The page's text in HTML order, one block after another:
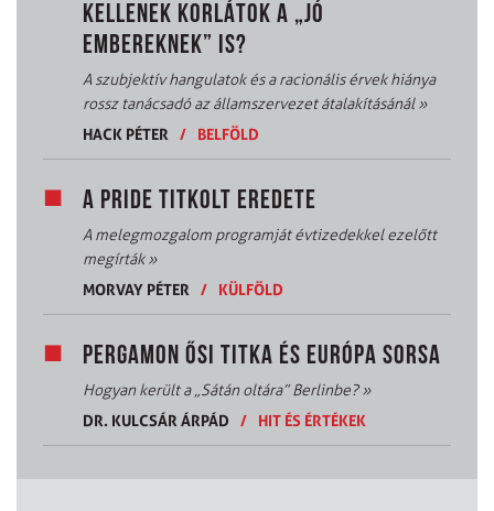
KELLENEK KORLÁTOK A „JÓ
EMBEREKNEK” IS?
A szubjektív hangulatok és a racionális érvek hiánya
rossz tanácsadó az államszervezet átalakításánál»
HACK PÉTER
/ BELFÖLD
A PRIDE TITKOLT EREDETE
A melegmozgalom programját évtizedekkel ezelőtt
megírták»
MORVAY PÉTER
/ KÜLFÖLD
PERGAMON ŐSI TITKA ÉS EURÓPA SORSA
Hogyan került a „Sátán oltára” Berlinbe?»
DR. KULCSÁR ÁRPÁD
/ HIT ÉS ÉRTÉKEK